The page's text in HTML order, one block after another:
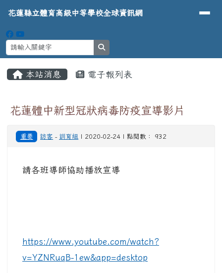
花蓮縣立體育高級中等學校全球資
導覽列
花蓮縣立體育高級中等學校全球資訊網
本站消息 電子報列表
花蓮體中新型冠狀病毒防疫宣導影片
重要 訪客 - 訓育組 | 2020-02-24 | 點閱數： 932
請各班導師協助播放宣導
https://www.youtube.com/watch?
v=YZNRuqB-1ew&app=desktop